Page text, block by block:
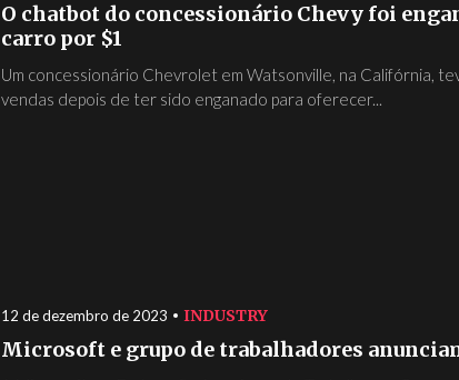
O chatbot do concessionário Chevy foi
carro por $1
Um concessionário Chevrolet em Watsonville, na Califórnia,
vendas depois de ter sido enganado para oferecer...
12 de dezembro de 2023 INDUSTRY
Microsoft e grupo de trabalhadores